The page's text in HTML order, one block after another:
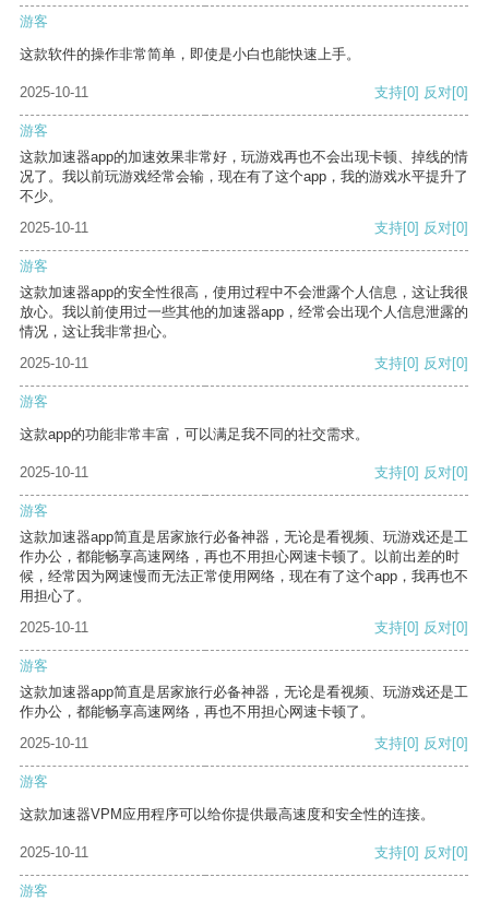
游客
这款软件的操作非常简单，即使是小白也能快速上手。
2025-10-11 支持[0] 反对[0]
游客
这款加速器app的加速效果非常好，玩游戏再也不会出现卡顿、掉线的情
况了。我以前玩游戏经常会输，现在有了这个app，我的游戏水平提升了
不少。
2025-10-11
支持[0] 反对[0]
游客
这款加速器app的安全性很高，使用过程中不会泄露个人信息，这让我很
放心。我以前使用过一些其他的加速器app，经常会出现个人信息泄露的
情况，这让我非常担心。
2025-10-11
支持[0] 反对[0]
游客
这款app的功能非常丰富，可以满足我不同的社交需求。
2025-10-11 支持[0] 反对[0]
游客
这款加速器app简直是居家旅行必备神器，无论是看视频、玩游戏还是工
作办公，都能畅享高速网络，再也不用担心网速卡顿了。以前出差的时
候，经常因为网速慢而无法正常使用网络，现在有了这个app，我再也不
用担心了。
2025-10-11
支持[0] 反对[0]
游客
这款加速器app简直是居家旅行必备神器，无论是看视频、玩游戏还是工
作办公，都能畅享高速网络，再也不用担心网速卡顿了。
2025-10-11
支持[0] 反对[0]
游客
这款加速器VPM应用程序可以给你提供最高速度和安全性的连接。
2025-10-11 支持[0] 反对[0]
游客